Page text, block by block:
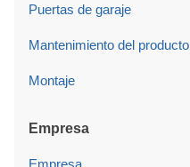
Puertas de garaje
Mantenimiento del producto
Montaje
Empresa
Empresa